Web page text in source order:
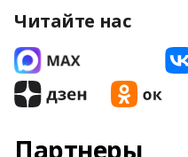
Читайте нас
Партнеры